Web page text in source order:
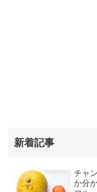
新着記事
チャ
か分